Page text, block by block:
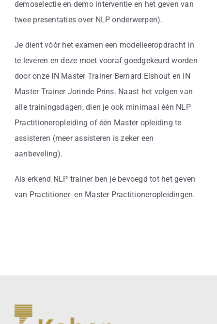
demoselectie en demo interventie en het geven van
twee presentaties over NLP onderwerpen).
Je dient vóór het examen een modelleeropdracht in
te leveren en deze moet vooraf goedgekeurd worden
door onze IN Master Trainer Bernard Elshout en IN
Master Trainer Jorinde Prins. Naast het volgen van
alle trainingsdagen, dien je ook minimaal één NLP
Practitioneropleiding of één Master opleiding te
assisteren (meer assisteren is zeker een
aanbeveling).
Als erkend NLP trainer ben je bevoegd tot het geven
van Practitioner- en Master Practitioneropleidingen.